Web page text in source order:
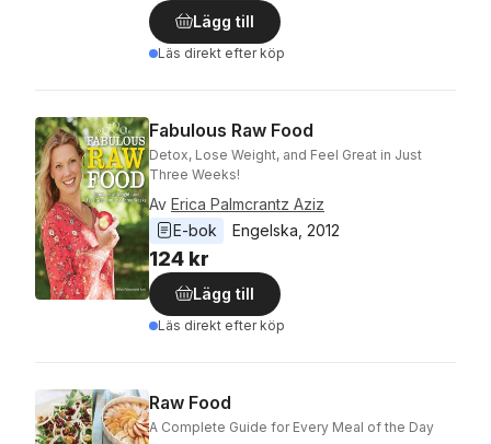
Lägg till
Läs direkt efter köp
Fabulous Raw Food
Detox, Lose Weight, and Feel Great in Just
Three Weeks!
Av Erica Palmcrantz Aziz
E-bok
Engelska 2012
124 kr
Lägg till
Läs direkt efter köp
Raw Food
A Complete Guide for Every Meal of the Day